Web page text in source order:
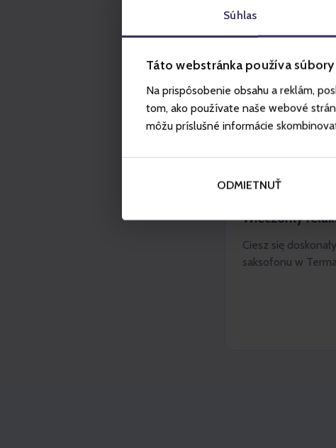
Súhlas
Táto webstránka používa
Na prispôsobenie obsahu a reklám,
tom, ako používate naše webové
môžu príslušné informácie
ODMIETNUŤ
Wieczorny
Ciesz się
saksofonu w